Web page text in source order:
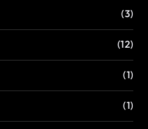
(3)
(12)
(1)
(1)